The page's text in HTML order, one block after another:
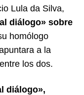
Lula da Silva,
diálogo» sobre
homólogo
a la
los dos.
diálogo»,